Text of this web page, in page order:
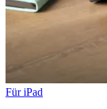
Für iPad